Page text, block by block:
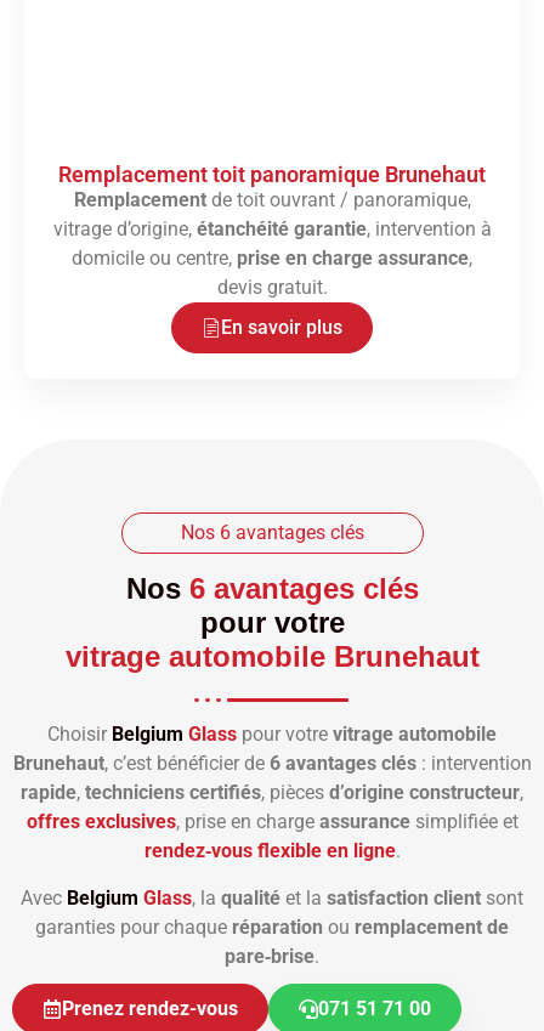
Remplacement toit panoramique Brunehaut
Remplacementde toit ouvrant / panoramique,
vitrage d’origine, étanchéité garantie, intervention à
domicile ou centre, prise en charge assurance,
devis gratuit.
En savoir plus
Nos 6 avantages clés
Nos 6 avantages clés
pour votre
vitrage automobile Brunehaut
Choisir Belgium Glass pour votre vitrage automobile
Brunehaut, c’est bénéficier de 6 avantages clés: intervention
rapide, techniciens certifiés, pièces d’origine constructeur,
offres exclusives, prise en charge assurancesimplifiée et
rendez‑vous flexible en ligne.
Avec Belgium Glass, la qualité et la satisfaction client sont
garanties pour chaque réparation ou remplacement de
pare‑brise.
Prenez rendez-vous 071 51 71 00